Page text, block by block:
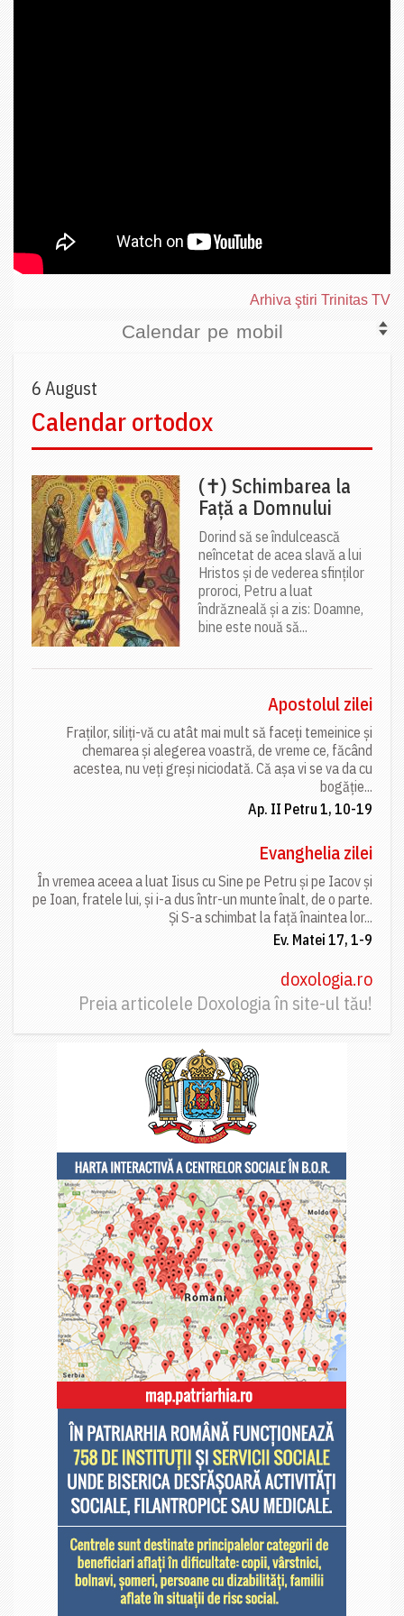
Arhiva ştiri Trinitas TV
Calendar pe mobil
6 August
Calendar ortodox
(✝) Schimbarea la
Față a Domnului
Dorind să se îndulcească
neîncetat de acea slavă a lui
Hristos și de vederea sfinților
proroci, Petru a luat
îndrăzneală și a zis: Doamne,
bine este nouă să...
Apostolul zilei
Fraților, siliți-vă cu atât mai mult să faceți temeinice și
chemarea și alegerea voastră, de vreme ce, făcând
acestea, nu veți greși niciodată. Că așa vi se va da cu
bogăție...
Ap. II Petru 1, 10-19
Evanghelia zilei
În vremea aceea a luat Iisus cu Sine pe Petru și pe Iacov și
pe Ioan, fratele lui, și i-a dus într-un munte înalt, de o parte.
Și S-a schimbat la față înaintea lor...
Ev. Matei 17, 1-9
doxologia.ro
Preia articolele Doxologia în site-ul tău!